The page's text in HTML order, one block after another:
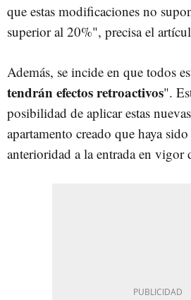
que estas modificaciones no
superior al 20%", precisa el
Además, se incide en que todos
tendrán efectos retroactivos".
posibilidad de aplicar estas
apartamento creado que haya
anterioridad a la entrada en vigor